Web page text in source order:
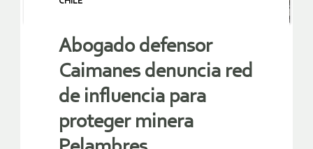
Abogado defensor
Caimanes denuncia red
de influencia para
proteger minera